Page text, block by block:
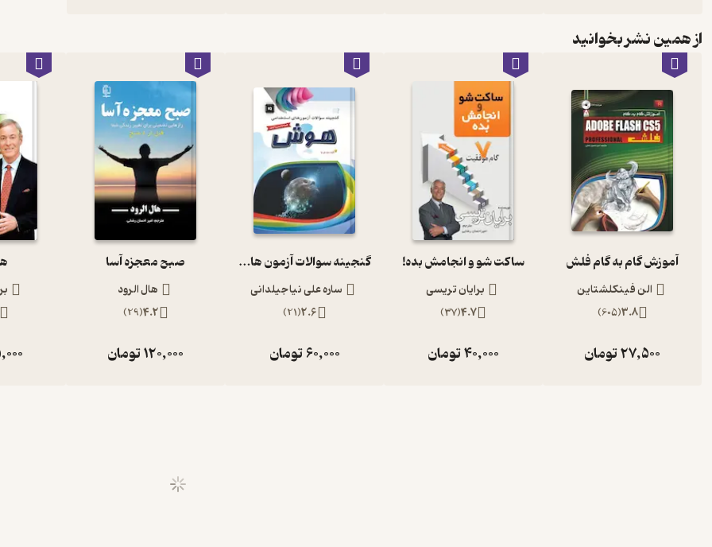
از همین نشر بخوانید
آموزش گام به گام فلش
الن فینکلشتاین
3.8
(
605
)
27,500تومان
ساکت شو و انجامش بده!
برایان تریسی
4.7
(
37
)
40,000تومان
گنجینه سوالات آزمون های استخدامی هوش
ساره علی نیا جیلدانی
2.6
(
21
)
60,000تومان
صبح معجزه آسا
هال الرود
4.2
(
29
)
120,000تومان